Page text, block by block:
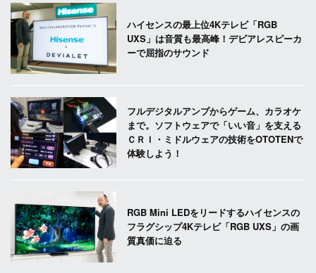
ハイセンスの最上位4Kテレビ「RGB
UXS」は音質も最高峰！デビアレスピーカ
ーで屈指のサウンド
フルデジタルアンプからゲーム、カラオケ
まで。ソフトウェアで「いい音」を支える
ＣＲＩ・ミドルウェアの技術をOTOTENで
体験しよう！
RGB Mini LEDをリードするハイセンスの
フラグシップ4Kテレビ「RGB UXS」の画
質真価に迫る